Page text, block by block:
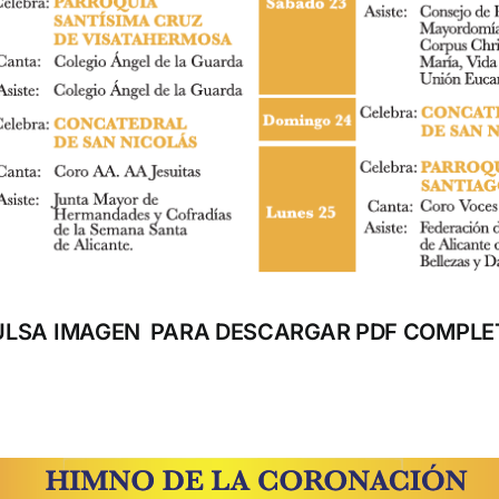
IMAGEN PARA DESCARGAR PDF